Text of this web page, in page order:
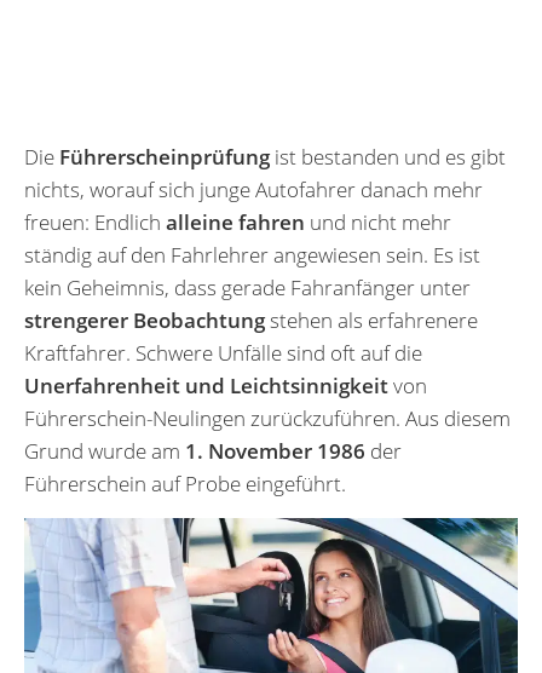
Die Führerscheinprüfungist bestanden und es gibt
nichts, worauf sich junge Autofahrer danach mehr
freuen: Endlich alleine fahren und nicht mehr
ständig auf den Fahrlehrer angewiesen sein. Es ist
kein Geheimnis, dass gerade Fahranfänger unter
strengerer Beobachtungstehen als erfahrenere
Kraftfahrer. Schwere Unfälle sind oft auf die
Unerfahrenheit und Leichtsinnigkeitvon
Führerschein-Neulingen zurückzuführen. Aus diesem
Grund wurde am 1. November 1986 der
Führerschein auf Probe eingeführt.